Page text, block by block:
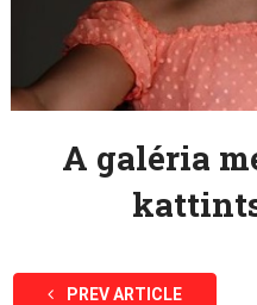
A galéria
PREV ARTICLE